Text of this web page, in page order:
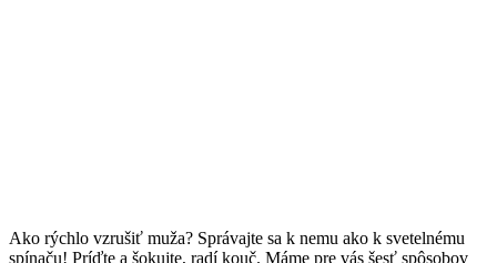
Ako rýchlo vzrušiť muža? Správajte sa k nemu ako k svetelnému
spínaču! Príďte a šokujte, radí kouč. Máme pre vás šesť spôsobov